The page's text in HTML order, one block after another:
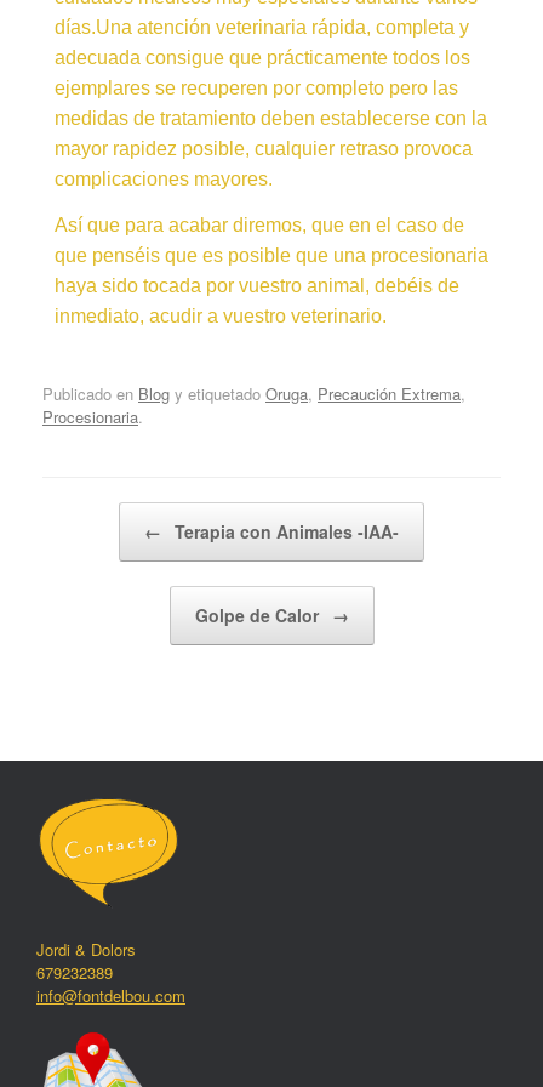
días.Una atención veterinaria rápida, completa y
adecuada consigue que prácticamente todos los
ejemplares se recuperen por completo pero las
medidas de tratamiento deben establecerse con la
mayor rapidez posible, cualquier retraso provoca
complicaciones mayores.
Así que para acabar diremos, que en el caso de
que penséis que es posible que una procesionaria
haya sido tocada por vuestro animal, debéis de
inmediato, acudir a vuestro veterinario.
Publicado en Blog y etiquetado Oruga, Precaución Extrema,
Procesionaria.
← Terapia con Animales -IAA-
Golpe de Calor →
Jordi & Dolors
679232389
info@fontdelbou.com